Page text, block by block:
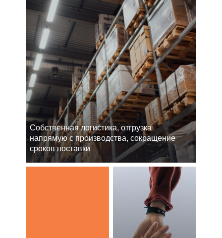
Cобственная логистика, отгрузка
напрямую с производства, сокращение
сроков поставки